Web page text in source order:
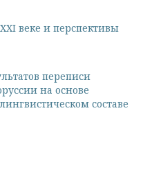
веке и перспективы
переписи
на основе
составе